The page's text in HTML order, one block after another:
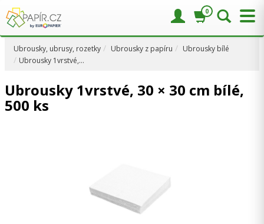
Ubrousky, ubrusy, rozetky Ubrousky z papíru
Ubrousky bílé
Ubrousky 1vrstvé,…
Ubrousky 1vrstvé, 30 × 30 cm bílé,
500 ks
0